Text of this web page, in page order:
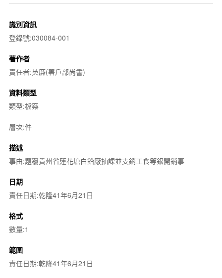
識別資訊
登錄號:030084-001
著作者
責任者:英廉(署戶部尚書)
資料類型
類型:檔案
層次:件
描述
事由:題覆貴州省蓮花塘白鉛廠抽課並支銷工食等銀開銷事
日期
責任日期:乾隆41年6月21日
格式
數量:1
範圍
責任日期:乾隆41年6月21日